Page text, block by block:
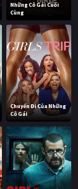
Những Cô Gái Cuối
Cùng
Chuyến Đi Của Những
Cô Gái